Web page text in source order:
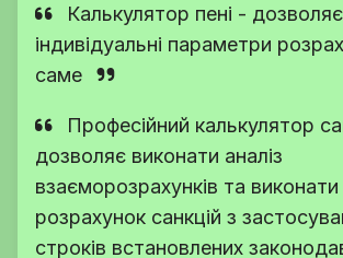
Калькулятор пені -
індивідуальні параметри
саме
Професійний калькулятор
дозволяє виконати аналіз
взаєморозрахунків та
розрахунок санкцій з
строків встановлених